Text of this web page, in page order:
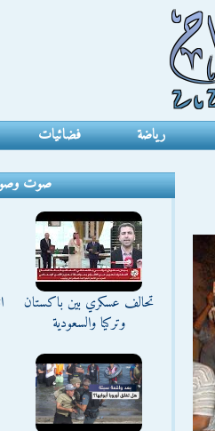
رياضة فضائيات
صوت
تحالف عسكري بين باكستان
وتركيا والسعودية